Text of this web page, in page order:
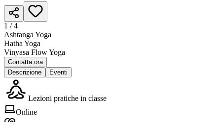
1 /4
Ashtanga Yoga
Hatha Yoga
Vinyasa Flow Yoga
Contatta ora
Descrizione
Eventi
Lezioni pratiche in classe
Online